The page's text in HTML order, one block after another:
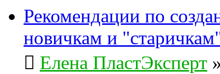
Рекомендации по
новичкам и
Елена ПластЭксперт